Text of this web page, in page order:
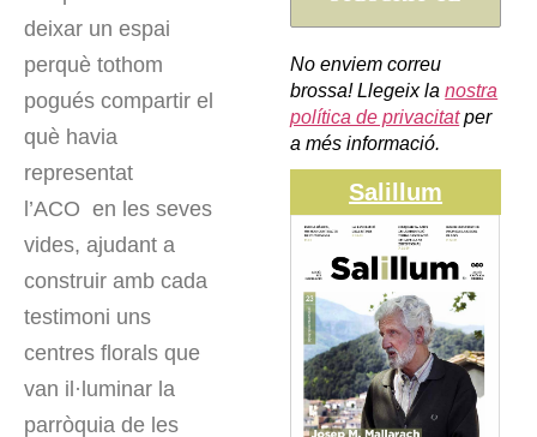
deixar un espai
perquè tothom
pogués compartir el
què havia
representat
l’ACO en les seves
vides, ajudant a
construir amb cada
testimoni uns
centres florals que
van il·luminar la
parròquia de les
No enviem correu
brossa! Llegeix lanostra
política de privacitatper
a més informació.
Salillum